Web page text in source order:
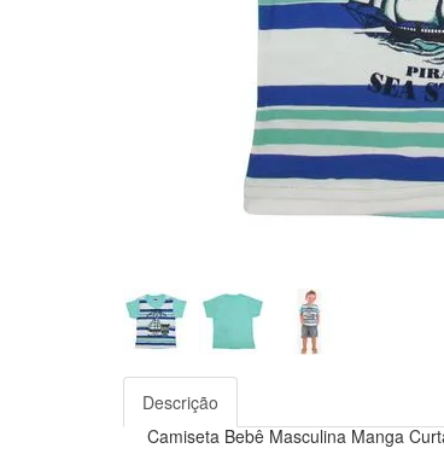
Descrição
Camiseta Bebê Masculina Manga